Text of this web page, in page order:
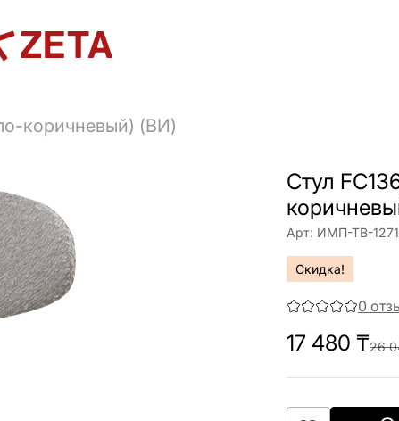
коричневый) (ВИ)
Cтул
Арт: ИМП-ТВ-
Скидка!
0
17 480 ₸26